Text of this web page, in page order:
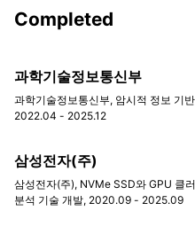
Completed
과학기술정보통신부
과학기술정보통신부, 암시적 정보 기
2022.04 - 2025.12
삼성전자(주)
삼성전자(주), NVMe SSD와 GPU 클
분석 기술 개발, 2020.09 - 2025.09